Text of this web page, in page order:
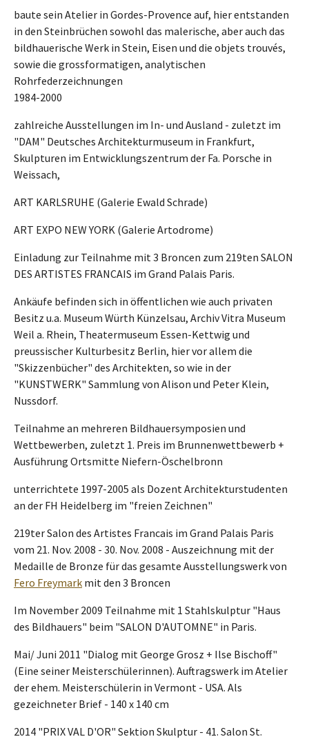
baute sein Atelier in Gordes-Provence auf, hier entstanden
in den Steinbrüchen sowohl das malerische, aber auch das
bildhauerische Werk in Stein, Eisen und die objets trouvés,
sowie die grossformatigen, analytischen
Rohrfederzeichnungen
1984-2000
zahlreiche Ausstellungen im In- und Ausland - zuletzt im
"DAM" Deutsches Architekturmuseum in Frankfurt,
Skulpturen im Entwicklungszentrum der Fa. Porsche in
Weissach,
ART KARLSRUHE (Galerie Ewald Schrade)
ART EXPO NEW YORK (Galerie Artodrome)
Einladung zur Teilnahme mit 3 Broncen zum 219ten SALON
DES ARTISTES FRANCAIS im Grand Palais Paris.
Ankäufe befinden sich in öffentlichen wie auch privaten
Besitz u.a. Museum Würth Künzelsau, Archiv Vitra Museum
Weil a. Rhein, Theatermuseum Essen-Kettwig und
preussischer Kulturbesitz Berlin, hier vor allem die
"Skizzenbücher" des Architekten, so wie in der
"KUNSTWERK" Sammlung von Alison und Peter Klein,
Nussdorf.
Teilnahme an mehreren Bildhauersymposien und
Wettbewerben, zuletzt 1. Preis im Brunnenwettbewerb +
Ausführung Ortsmitte Niefern-Öschelbronn
unterrichtete 1997-2005 als Dozent Architekturstudenten
an der FH Heidelberg im "freien Zeichnen"
219ter Salon des Artistes Francais im Grand Palais Paris
vom 21. Nov. 2008 - 30. Nov. 2008 - Auszeichnung mit der
Medaille de Bronze für das gesamte Ausstellungswerk von
Fero Freymark mit den 3 Broncen
Im November 2009 Teilnahme mit 1 Stahlskulptur "Haus
des Bildhauers" beim "SALON D'AUTOMNE" in Paris.
Mai/ Juni 2011 "Dialog mit George Grosz + Ilse Bischoff"
(Eine seiner Meisterschülerinnen). Auftragswerk im Atelier
der ehem. Meisterschülerin in Vermont - USA. Als
gezeichneter Brief - 140 x 140 cm
2014 "PRIX VAL D'OR" Sektion Skulptur - 41. Salon St.